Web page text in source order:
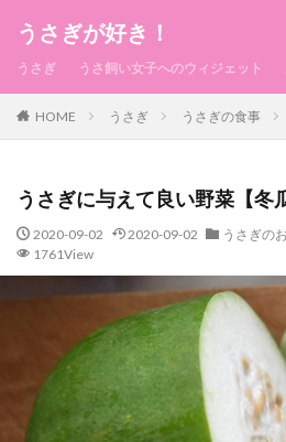
うさぎが好き！
うさぎ うさ飼い女子へのウィジェット
HOME うさぎ うさぎの食事
うさぎに与えて良い野菜【冬
2020-09-02 2020-09-02 うさぎの
1761View